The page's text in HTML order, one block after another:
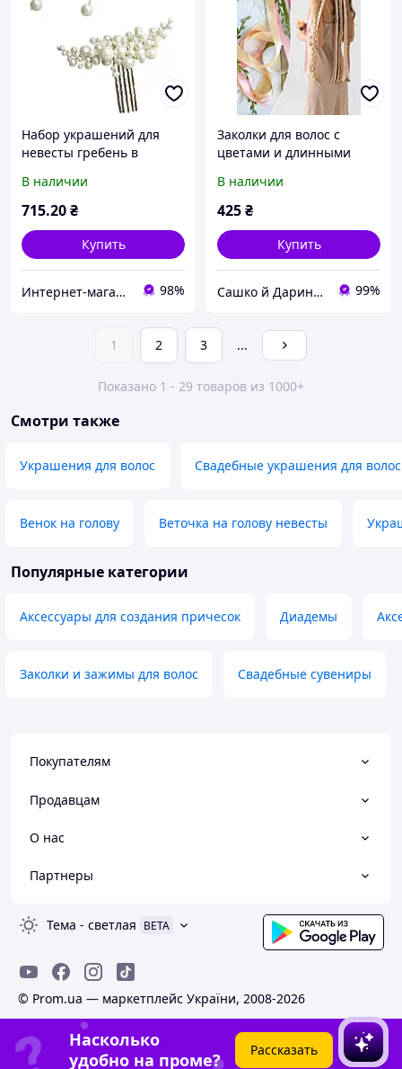
Набор украшений для
невесты гребень в
подсветки из
натурального жемчуга
В наличии
715.20₴
Купить
Интернет-магазин Зозулька 98%
Заколки для волос с
цветами и длинными
оригинальное украшение
к торжественным
дружке
В наличии
425₴
Купить
Сашко й Даринка. Інтернет-магазин одягу та аксесуарів 99%
1 2 3 ...
Показано 1 - 29 товаров из 1000+
Смотри также
Украшения для волос Свадебные украшения для
Венок на голову Веточка на голову невесты
Популярные категории
Аксессуары для создания причесок Диадемы
Заколки и зажимы для волос Свадебные сувениры
Покупателям
Продавцам
О нас
Партнеры
Тема - светлая BETA
© Prom.ua — маркетплейс України, 2008-2026
Насколько
удобно на проме?
Рассказать